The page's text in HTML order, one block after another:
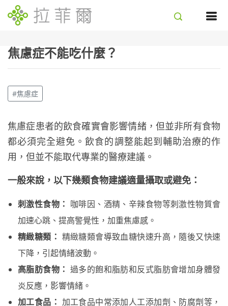
焦慮症不能吃什麼？
#焦慮症
焦慮症患者的飲食確實會影響情緒，但並非所有食物
都必須完全避免。飲食的調整能起到輔助治療的作
用，但並不能取代專業的醫療建議。
一般來說，以下幾類食物建議適量攝取或避免：
刺激性食物： 咖啡因、酒精、辛辣食物等刺激性物質會
加速心跳、提高警覺性，加重焦慮感。
精緻糖類： 精緻糖類會導致血糖快速升高，隨後又快速
下降，引起情緒波動。
高脂肪食物： 過多的飽和脂肪和反式脂肪會增加身體發
炎反應，影響情緒。
加工食品： 加工食品中常添加人工添加劑、防腐劑等，